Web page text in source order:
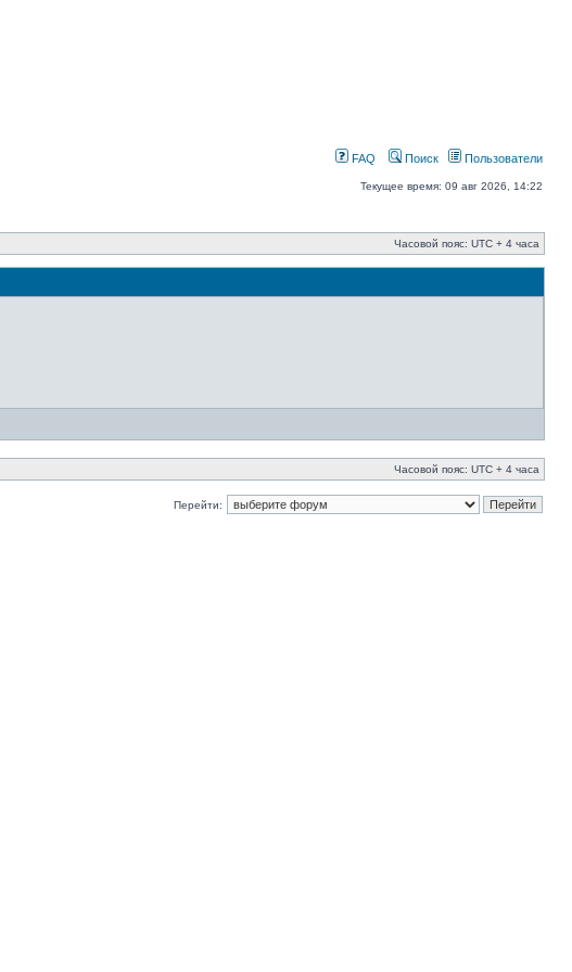
FAQ Поиск Пользователи
Текущее время: 09 авг 2026, 14:22
Часовой пояс: UTC + 4 часа
Часовой пояс: UTC + 4 часа
Перейти: